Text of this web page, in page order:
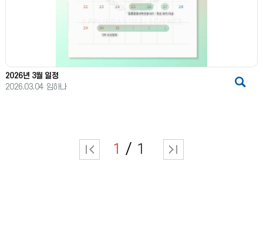
2026년 3월 일정
2026.03.04 임하나
1 1